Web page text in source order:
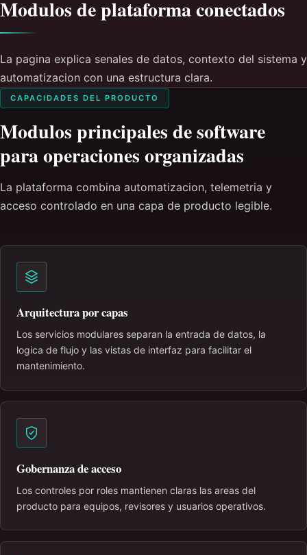
Modulos de plataforma conectados
La pagina explica senales de datos, contexto del sistema y
automatizacion con una estructura clara.
CAPACIDADES DEL PRODUCTO
Modulos principales de software
para operaciones organizadas
La plataforma combina automatizacion, telemetria y
acceso controlado en una capa de producto legible.
Arquitectura por capas
Los servicios modulares separan la entrada de datos, la
logica de flujo y las vistas de interfaz para facilitar el
mantenimiento.
Gobernanza de acceso
Los controles por roles mantienen claras las areas del
producto para equipos, revisores y usuarios operativos.